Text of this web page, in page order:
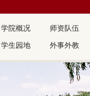
学院概况 师资队伍
学生园地 外事外教